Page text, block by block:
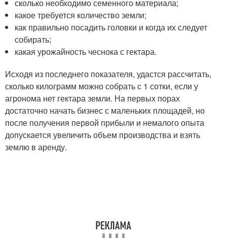
сколько необходимо семенного материала;
какое требуется количество земли;
как правильно посадить головки и когда их следует
собирать;
какая урожайность чеснока с гектара.
Исходя из последнего показателя, удастся рассчитать,
сколько килограмм можно собрать с 1 сотки, если у
агронома нет гектара земли. На первых порах
достаточно начать бизнес с маленьких площадей, но
после получения первой прибыли и немалого опыта
допускается увеличить объем производства и взять
землю в аренду.